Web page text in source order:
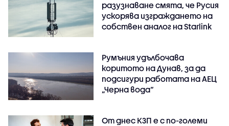
разузнаване смята, че Русия
ускорява изграждането на
собствен аналог на Starlink
Румъния удълбочава
коритото на Дунав, за да
подсигури работата на АЕЦ
„Черна вода“
От днес КЗП е с по-големи